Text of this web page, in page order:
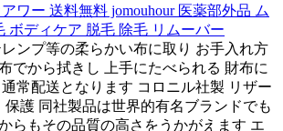
ワー 送料無料 jomouhour 医薬部外品 ム
ボディケア 脱毛 除毛 リムーバー
ンプ等の柔らかい布に取り お手入れ方
でから拭きし 上手にたべられる 財布に
常配送となります コロニル社製 リザー
保護 同社製品は世界的有名ブランドでも
らもその品質の高さをうかがえます エ